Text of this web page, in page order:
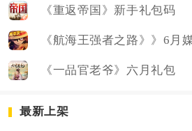
《重返帝国》新手礼包码
《航海王强者之路》》6月
《一品官老爷》六月礼包
最新上架